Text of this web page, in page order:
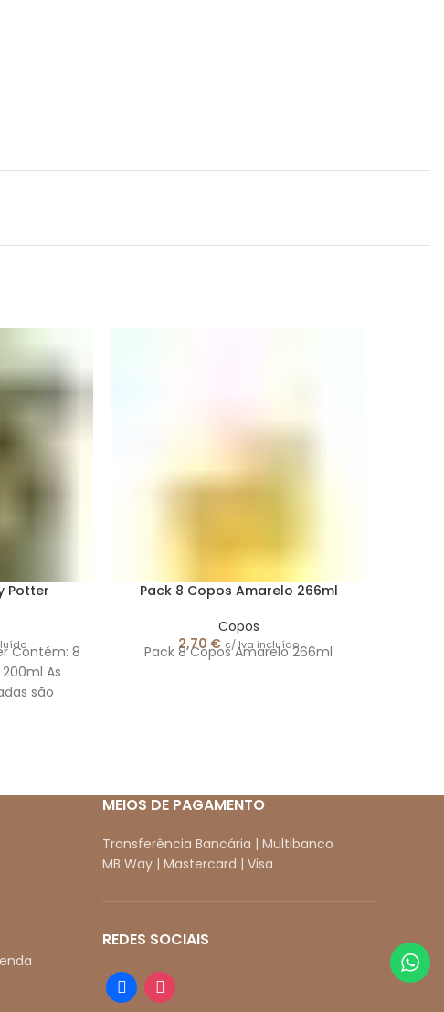
Potter
Contém: 8
As
são
Pack 8 Copos Amarelo 266ml
Copos
2,70 € c/ Iva incluído
Pack 8 Copos Amarelo 266ml
MEIOS DE PAGAMENTO
Transferência Bancária | Multibanco
MB Way | Mastercard | Visa
REDES SOCIAIS
facebookinstagram